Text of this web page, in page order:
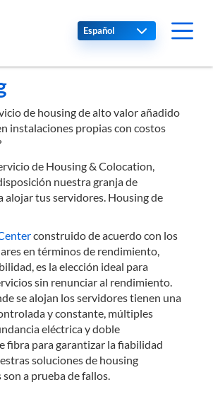
Select your language
de housing de alto valor añadido
instalaciones propias con costos
de Housing & Colocation,
nuestra granja de
alojar tus servidores. Housing de
construido de acuerdo con los
en términos de rendimiento,
es la elección ideal para
sin renunciar al rendimiento.
se alojan los servidores tienen una
y constante, múltiples
eléctrica y doble
fibra para garantizar la fiabilidad
soluciones de housing
a prueba de fallos.